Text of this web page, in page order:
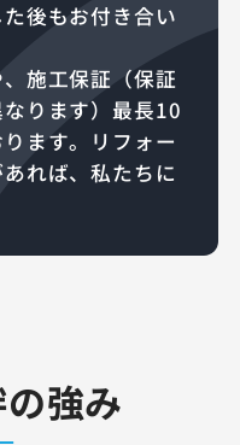
後もお付き合い
施工保証（保証
ります）最長10
ます。リフォー
れば、私たちに
強み